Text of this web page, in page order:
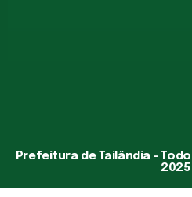
Prefeitura de Tailândia -
2025